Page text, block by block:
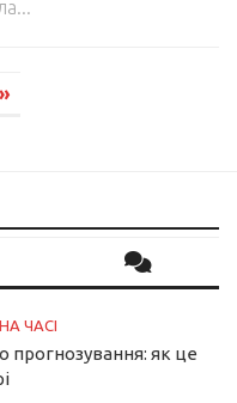
»
НА ЧАСІ
прогнозування: як це